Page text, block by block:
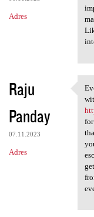
Adres
Raju
Panday
07.11.2023
Adres